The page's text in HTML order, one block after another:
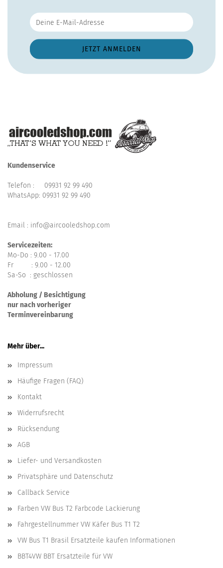
Kundenservice
Telefon : 09931 92 99 490
WhatsApp: 09931 92 99 490
Email : info@aircooledshop.com
Servicezeiten:
Mo-Do : 9.00 - 17.00
Fr : 9.00 - 12.00
Sa-So : geschlossen
Abholung / Besichtigung
nur nach vorheriger
Terminvereinbarung
Mehr über...
Impressum
Häufige Fragen (FAQ)
Kontakt
Widerrufsrecht
Rücksendung
AGB
Liefer- und Versandkosten
Privatsphäre und Datenschutz
Callback Service
Farben VW Bus T2 Farbcode Lackierung
Fahrgestellnummer VW Käfer Bus T1 T2
VW Bus T1 Brasil Ersatzteile kaufen Informationen
BBT4VW BBT Ersatzteile für VW